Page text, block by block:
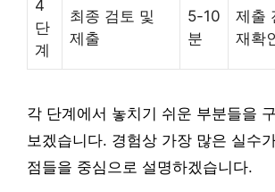
4
단
계
최종 검토 및
제출
5-10
분
제출
재확
각 단계에서 놓치기 쉬운 부분들을
보겠습니다. 경험상 가장 많은 실수
점들을 중심으로 설명하겠습니다.